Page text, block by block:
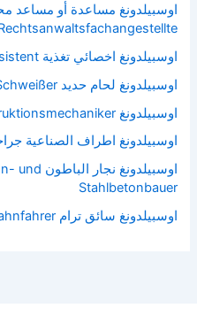
اوسبيلدونغ مساعدة أو مساعد
اوسبيلدونغ اخصائي تغذية Diätassistent
اوسبيلدونغ لحام حديد Schweißer
اوسبيلدونغ Konstruktionsmechaniker فني بناء الهياكل المعدنية
اوسبيلدونغ اطراف الصناعية
Stahlbetonbauer
اوسبيلدونغ سائق ترام Straßenbahnfahrer